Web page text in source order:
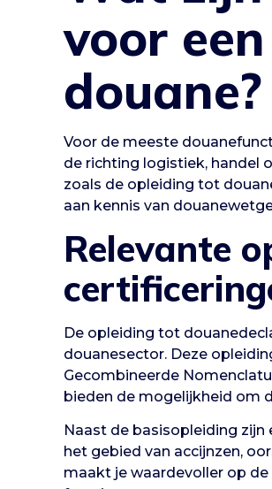
voor
douane?
Voor de meeste
de richting logistiek, handel
zoals de opleiding tot
aan kennis van
Relevante
De opleiding tot
douanesector. Deze
Gecombineerde
bieden de mogelijkheid om
Naast de basisopleiding
het gebied van accijnzen,
maakt je waardevoller op